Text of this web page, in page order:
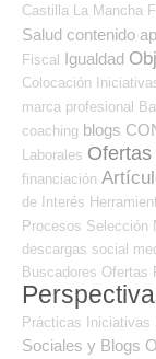
Castilla La Mancha
Salud contenido
Fiscal Igualdad
Colocación
marca profesional
coaching blogs
Laborales
financiación
de Interés
Procesos Selección
descargas social
Buscadores Ofertas
Prácticas Iniciativas
Sociales y Blogs